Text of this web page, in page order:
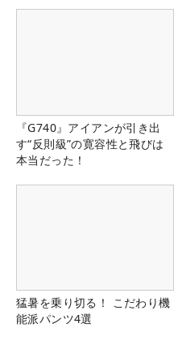
『G740』アイアンが引き出
す“反則級”の寛容性と飛びは
本当だった！
猛暑を乗り切る！ こだわり機
能派パンツ4選